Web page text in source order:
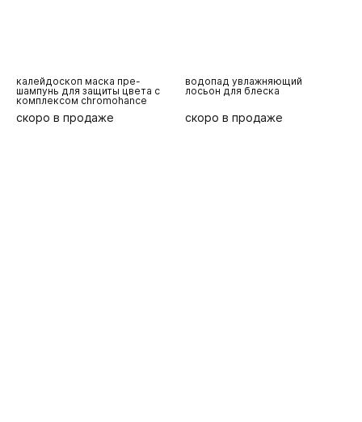
калейдоскоп маска пре-
шампунь для защиты цвета с
комплексом chromohance
скоро в продаже
водопад увлажняющий
лосьон для блеска
скоро в продаже